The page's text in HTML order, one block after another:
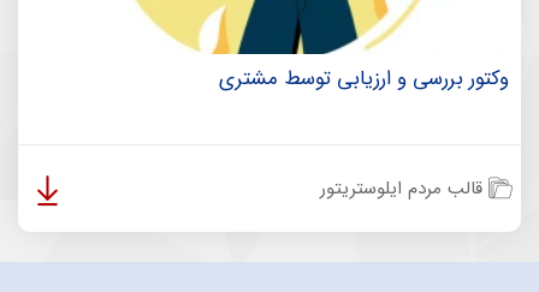
وکتور بررسی و ارزیابی توسط مشتری
قالب مردم ایلوستریتور